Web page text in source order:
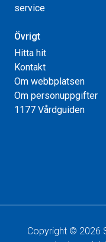
service
Övrigt
Hitta hit
Kontakt
Om webbplatsen
Om personuppgifter
1177 Vårdguiden
Copyright © 2026